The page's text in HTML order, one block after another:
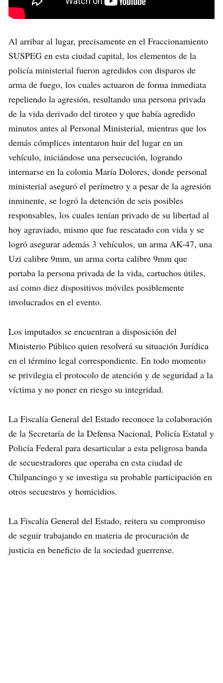
Al arribar al lugar, precisamente en el Fraccionamiento
SUSPEG en esta ciudad capital, los elementos de la
policía ministerial fueron agredidos con disparos de
arma de fuego, los cuales actuaron de forma inmediata
repeliendo la agresión, resultando una persona privada
de la vida derivado del tiroteo y que había agredido
minutos antes al Personal Ministerial, mientras que los
demás cómplices intentaron huir del lugar en un
vehículo, iniciándose una persecución, logrando
internarse en la colonia María Dolores, donde personal
ministerial aseguró el perímetro y a pesar de la agresión
inminente, se logró la detención de seis posibles
responsables, los cuales tenían privado de su libertad al
hoy agraviado, mismo que fue rescatado con vida y se
logró asegurar además 3 vehículos, un arma AK-47, una
Uzi calibre 9mm, un arma corta calibre 9mm que
portaba la persona privada de la vida, cartuchos útiles,
así como diez dispositivos móviles posiblemente
involucrados en el evento.
Los imputados se encuentran a disposición del
Ministerio Público quien resolverá su situación Jurídica
en el término legal correspondiente. En todo momento
se privilegia el protocolo de atención y de seguridad a la
víctima y no poner en riesgo su integridad.
La Fiscalía General del Estado reconoce la colaboración
de la Secretaría de la Defensa Nacional, Policía Estatal y
Policía Federal para desarticular a esta peligrosa banda
de secuestradores que operaba en esta ciudad de
Chilpancingo y se investiga su probable participación en
otros secuestros y homicidios.
La Fiscalía General del Estado, reitera su compromiso
de seguir trabajando en materia de procuración de
justicia en beneficio de la sociedad guerrense.